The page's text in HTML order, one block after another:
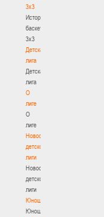
3х3
История
баскетбола
3х3
Детская
лига
Детская
лига
О
лиге
О
лиге
Новости
детской
лиги
Новости
детской
лиги
Юноши
Юноши